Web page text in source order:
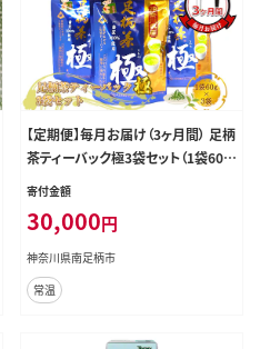
【定期便】毎月お届け（3ヶ月間） 足柄
茶ティーバック極3袋セット（1袋60ｇ
×3袋）【 お茶 ギフト プレゼント 贈り
物 神奈川県 南足柄市 】
寄付金額
30,000円
神奈川県南足柄市
常温